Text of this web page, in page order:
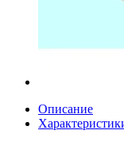
Описание